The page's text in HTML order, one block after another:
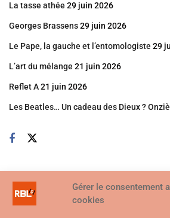
Gérer le consentement
cookies
La tasse athée 29 juin 2026
Georges Brassens29 juin 2026
Le Pape, la gauche et l’entomologiste 29
L’art du mélange 21 juin 2026
Reflet A21 juin 2026
Les Beatles… Un cadeau des Dieux ?